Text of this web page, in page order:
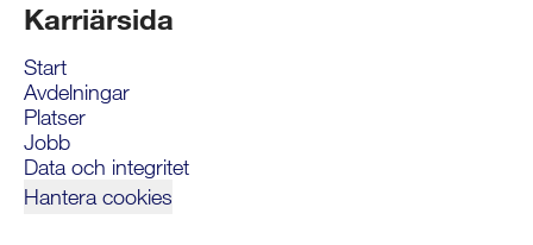
Karriärsida
Start
Avdelningar
Platser
Jobb
Data och integritet
Hantera cookies